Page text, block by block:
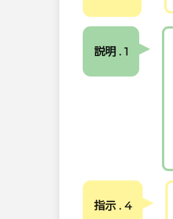
説明 . 1
指示 . 4